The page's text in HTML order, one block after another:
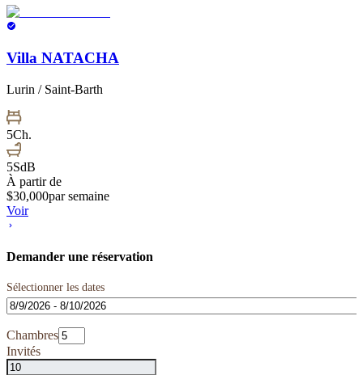
Villa NATACHA
Lurin / Saint-Barth
5Ch.
5SdB
À partir de
$30,000par semaine
Voir
Demander une réservation
Sélectionner les dates
Chambres
Invités